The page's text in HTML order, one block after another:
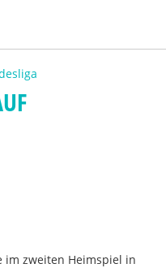
zweiten Heimspiel in